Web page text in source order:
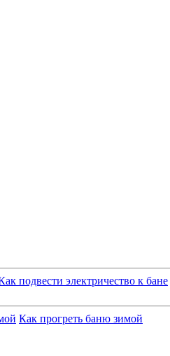
подвести электричество к бане
Как прогреть баню зимой